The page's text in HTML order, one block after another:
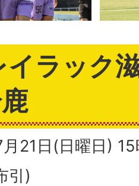
イラック
21日(日曜日)
引)